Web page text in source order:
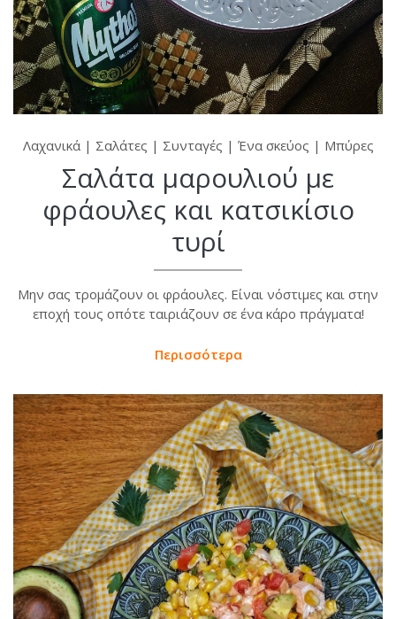
Λαχανικά| Σαλάτες | Συνταγές | Ένα σκεύος | Μπύρες
Σαλάτα μαρουλιού με
φράουλες και κατσικίσιο
τυρί
Μην σας τρομάζουν οι φράουλες. Είναι νόστιμες και στην
εποχή τους οπότε ταιριάζουν σε ένα κάρο πράγματα!
Περισσότερα